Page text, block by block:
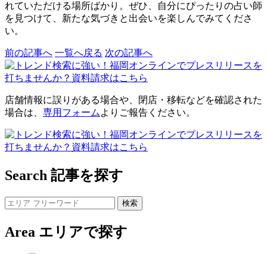
れていただける場所ばかり。ぜひ、自分にぴったりの占い師
を見つけて、新たな気づきと出会いを楽しんでみてくださ
い。
前の記事へ 一覧へ戻る 次の記事へ
店舗情報に誤りがある場合や、閉店・移転などを確認された
場合は、 専用フォーム よりご報告ください。
Search 記事を探す
Area エリアで探す